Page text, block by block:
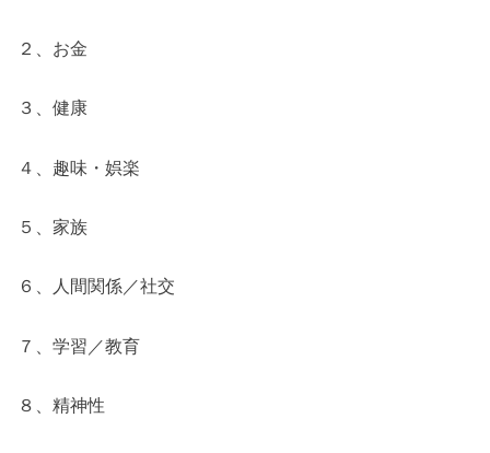
２、お金
３、健康
４、趣味・娯楽
５、家族
６、人間関係／社交
７、学習／教育
８、精神性